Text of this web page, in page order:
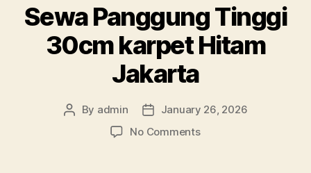
Sewa Panggung Tinggi
30cm karpet Hitam
Jakarta
Post
By admin
Post
date
January 26, 2026
No Commentson